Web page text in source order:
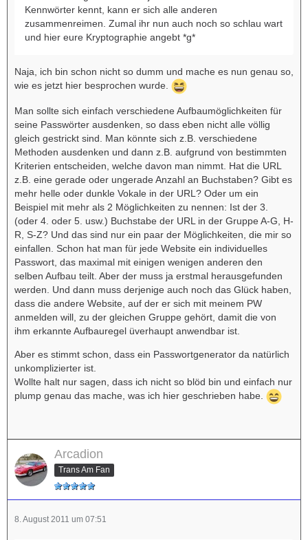
Kennwörter kennt, kann er sich alle anderen
zusammenreimen. Zumal ihr nun auch noch so schlau wart
und hier eure Kryptographie angebt *g*
Naja, ich bin schon nicht so dumm und mache es nun genau so,
wie es jetzt hier besprochen wurde.
Man sollte sich einfach verschiedene Aufbaumöglichkeiten für
seine Passwörter ausdenken, so dass eben nicht alle völlig
gleich gestrickt sind. Man könnte sich z.B. verschiedene
Methoden ausdenken und dann z.B. aufgrund von bestimmten
Kriterien entscheiden, welche davon man nimmt. Hat die URL
z.B. eine gerade oder ungerade Anzahl an Buchstaben? Gibt es
mehr helle oder dunkle Vokale in der URL? Oder um ein
Beispiel mit mehr als 2 Möglichkeiten zu nennen: Ist der 3.
(oder 4. oder 5. usw.) Buchstabe der URL in der Gruppe A-G, H-
R, S-Z? Und das sind nur ein paar der Möglichkeiten, die mir so
einfallen. Schon hat man für jede Website ein individuelles
Passwort, das maximal mit einigen wenigen anderen den
selben Aufbau teilt. Aber der muss ja erstmal herausgefunden
werden. Und dann muss derjenige auch noch das Glück haben,
dass die andere Website, auf der er sich mit meinem PW
anmelden will, zu der gleichen Gruppe gehört, damit die von
ihm erkannte Aufbauregel üverhaupt anwendbar ist.
Aber es stimmt schon, dass ein Passwortgenerator da natürlich
unkomplizierter ist.
Wollte halt nur sagen, dass ich nicht so blöd bin und einfach nur
plump genau das mache, was ich hier geschrieben habe.
Arcadion
Trans Am Fan
8. August 2011 um 07:51